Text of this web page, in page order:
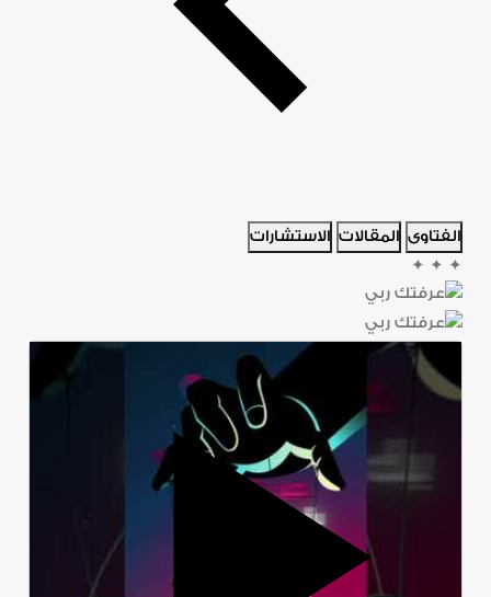
الفتاوى المقالات الاستشارات
✦
✦
✦